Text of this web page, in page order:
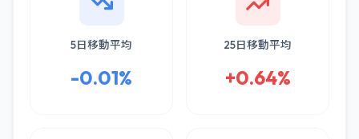
5日移動平均
-0.01%
25日移動平均
+0.64%